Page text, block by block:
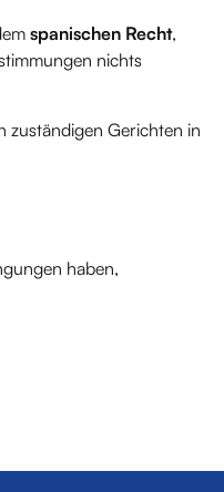
spanischen Recht,
nichts
zuständigen Gerichten in
haben,